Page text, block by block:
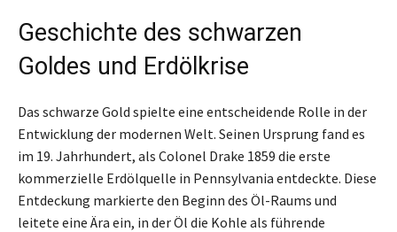
Geschichte des schwarzen
Goldes und Erdölkrise
Das schwarze Gold spielte eine entscheidende Rolle in der
Entwicklung der modernen Welt. Seinen Ursprung fand es
im 19. Jahrhundert, als Colonel Drake 1859 die erste
kommerzielle Erdölquelle in Pennsylvania entdeckte. Diese
Entdeckung markierte den Beginn des Öl-Raums und
leitete eine Ära ein, in der Öl die Kohle als führende